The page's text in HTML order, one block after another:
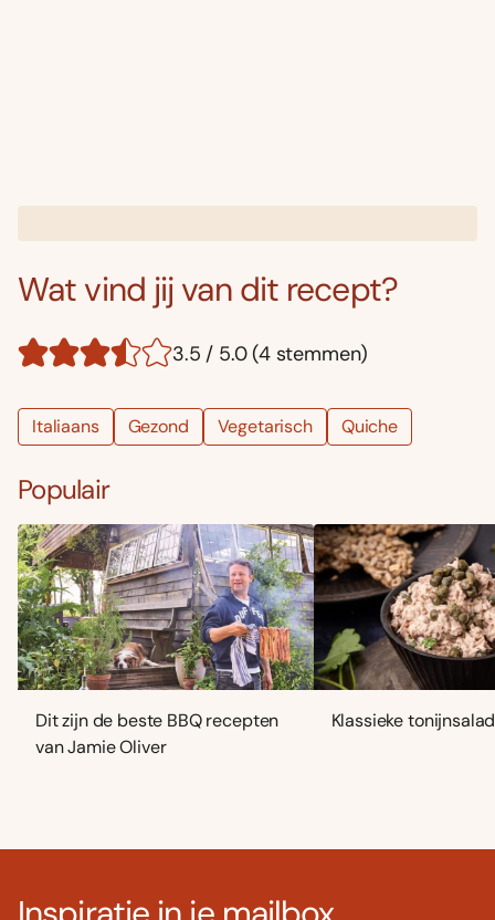
Wat vind jij van dit recept?
3.5 / 5.0 (4 stemmen)
Italiaans Gezond Vegetarisch Quiche
Populair
Dit zijn de beste BBQ recepten
van Jamie Oliver
Klassieke